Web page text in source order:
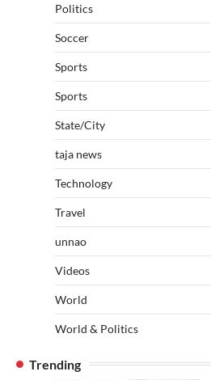
Politics
Soccer
Sports
Sports
State/City
taja news
Technology
Travel
unnao
Videos
World
World & Politics
Trending